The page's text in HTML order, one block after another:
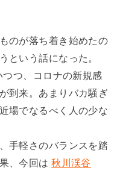
のが落ち着き始めたの
という話になった。
つ、コロナの新規感
到来。あまりバカ騒ぎ
場でなるべく人の少な
手軽さのバランスを踏
、今回は秋川渓谷